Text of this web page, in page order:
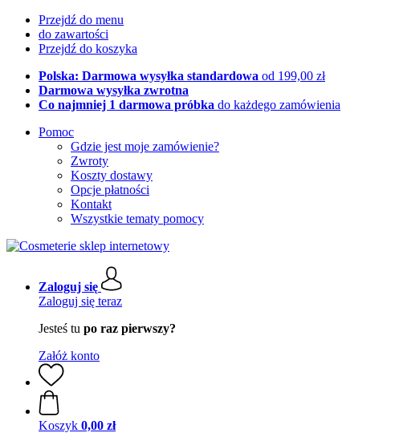
Przejdź do menu
do zawartości
Przejdź do koszyka
Polska: Darmowa wysyłka standardowa od 199,00 zł
Darmowa wysyłka zwrotna
Co najmniej 1 darmowa próbka do każdego zamówienia
Pomoc
Gdzie jest moje zamówienie?
Zwroty
Koszty dostawy
Opcje płatności
Kontakt
Wszystkie tematy pomocy
Zaloguj się
Zaloguj się teraz
Jesteś tu po raz pierwszy?
Załóż konto
Koszyk 0,00 zł